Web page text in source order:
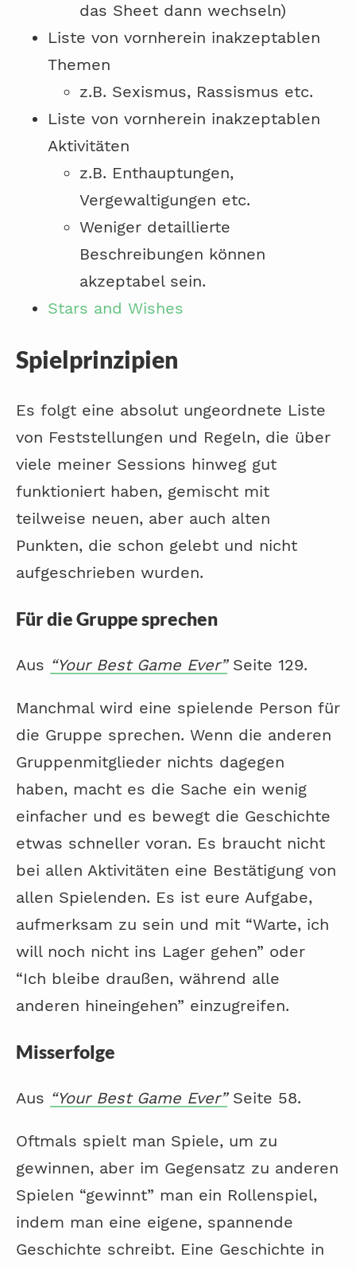
das Sheet dann wechseln)
Liste von vornherein inakzeptablen
Themen
z.B. Sexismus, Rassismus etc.
Liste von vornherein inakzeptablen
Aktivitäten
z.B. Enthauptungen,
Vergewaltigungen etc.
Weniger detaillierte
Beschreibungen können
akzeptabel sein.
Stars and Wishes
Spielprinzipien
Es folgt eine absolut ungeordnete Liste
von Feststellungen und Regeln, die über
viele meiner Sessions hinweg gut
funktioniert haben, gemischt mit
teilweise neuen, aber auch alten
Punkten, die schon gelebt und nicht
aufgeschrieben wurden.
Für die Gruppe sprechen
Aus “Your Best Game Ever”Seite 129.
Manchmal wird eine spielende Person für
die Gruppe sprechen. Wenn die anderen
Gruppenmitglieder nichts dagegen
haben, macht es die Sache ein wenig
einfacher und es bewegt die Geschichte
etwas schneller voran. Es braucht nicht
bei allen Aktivitäten eine Bestätigung von
allen Spielenden. Es ist eure Aufgabe,
aufmerksam zu sein und mit “Warte, ich
will noch nicht ins Lager gehen” oder
“Ich bleibe draußen, während alle
anderen hineingehen” einzugreifen.
Misserfolge
Aus “Your Best Game Ever”Seite 58.
Oftmals spielt man Spiele, um zu
gewinnen, aber im Gegensatz zu anderen
Spielen “gewinnt” man ein Rollenspiel,
indem man eine eigene, spannende
Geschichte schreibt. Eine Geschichte in